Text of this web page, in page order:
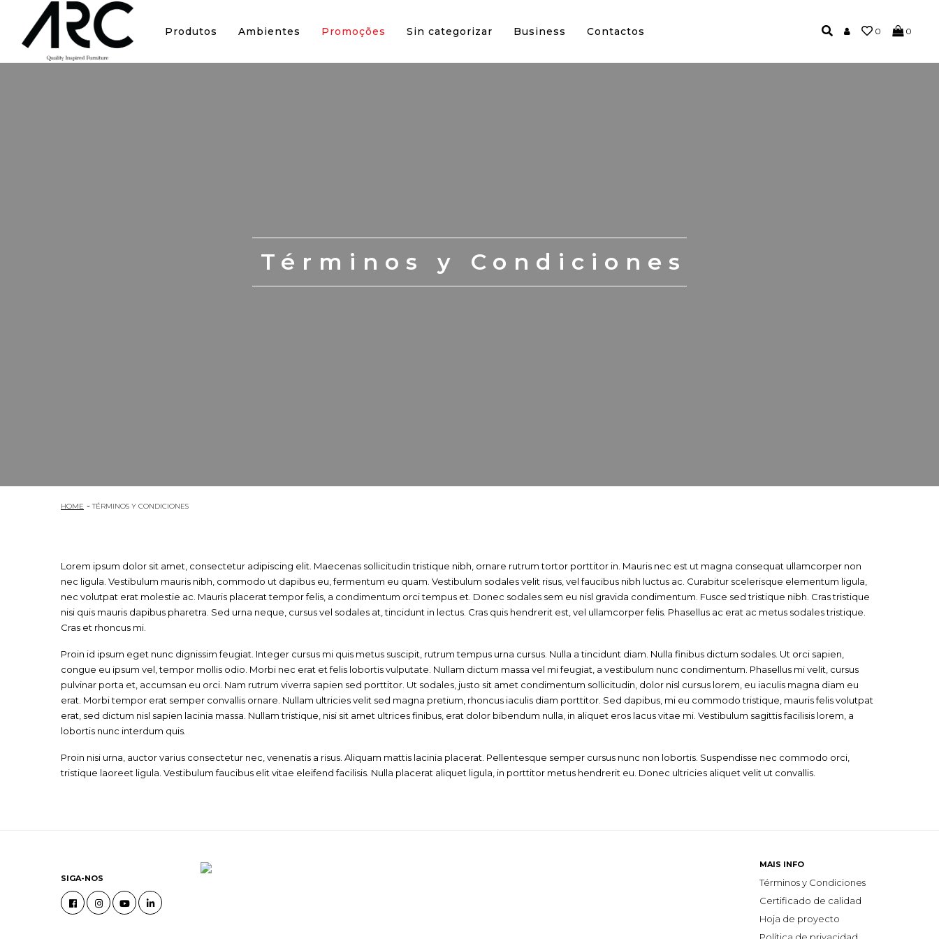
Produtos Ambientes Promoções Sin categorizar Business Contactos 0 0
Términos y Condiciones
HOME TÉRMINOS Y CONDICIONES
Lorem ipsum dolor sit amet, consectetur adipiscing elit. Maecenas sollicitudin tristique nibh, ornare rutrum tortor porttitor in. Mauris nec est ut magna consequat ullamcorper non
nec ligula. Vestibulum mauris nibh, commodo ut dapibus eu, fermentum eu quam. Vestibulum sodales velit risus, vel faucibus nibh luctus ac. Curabitur scelerisque elementum ligula,
nec volutpat erat molestie ac. Mauris placerat tempor felis, a condimentum orci tempus et. Donec sodales sem eu nisl gravida condimentum. Fusce sed tristique nibh. Cras tristique
nisi quis mauris dapibus pharetra. Sed urna neque, cursus vel sodales at, tincidunt in lectus. Cras quis hendrerit est, vel ullamcorper felis. Phasellus ac erat ac metus sodales tristique.
Cras et rhoncus mi.
Proin id ipsum eget nunc dignissim feugiat. Integer cursus mi quis metus suscipit, rutrum tempus urna cursus. Nulla a tincidunt diam. Nulla finibus dictum sodales. Ut orci sapien,
congue eu ipsum vel, tempor mollis odio. Morbi nec erat et felis lobortis vulputate. Nullam dictum massa vel mi feugiat, a vestibulum nunc condimentum. Phasellus mi velit, cursus
pulvinar porta et, accumsan eu orci. Nam rutrum viverra sapien sed porttitor. Ut sodales, justo sit amet condimentum sollicitudin, dolor nisl cursus lorem, eu iaculis magna diam eu
erat. Morbi tempor erat semper convallis ornare. Nullam ultricies velit sed magna pretium, rhoncus iaculis diam porttitor. Sed dapibus, mi eu commodo tristique, mauris felis volutpat
erat, sed dictum nisl sapien lacinia massa. Nullam tristique, nisi sit amet ultrices finibus, erat dolor bibendum nulla, in aliquet eros lacus vitae mi. Vestibulum sagittis facilisis lorem, a
lobortis nunc interdum quis.
Proin nisi urna, auctor varius consectetur nec, venenatis a risus. Aliquam mattis lacinia placerat. Pellentesque semper cursus nunc non lobortis. Suspendisse nec commodo orci,
tristique laoreet ligula. Vestibulum faucibus elit vitae eleifend facilisis. Nulla placerat aliquet ligula, in porttitor metus hendrerit eu. Donec ultricies aliquet velit ut convallis.
SIGA-NOS
MAIS INFO
Términos y Condiciones
Certificado de calidad
Hoja de proyecto